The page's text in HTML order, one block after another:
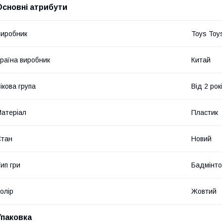
атрибути
Toys
виробник Китай
група Від 2
Пластик
Новий
гри
Жовтий